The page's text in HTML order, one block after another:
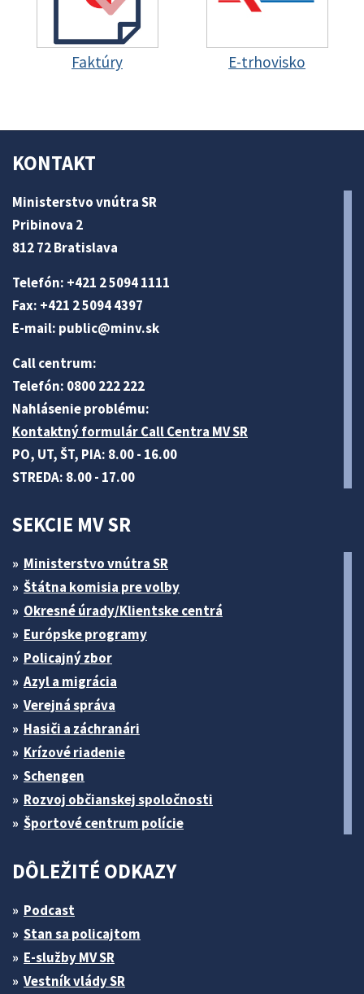
Faktúry E-trhovisko
KONTAKT
Ministerstvo vnútra SR
Pribinova 2
812 72 Bratislava
Telefón: +421 2 5094 1111
Fax: +421 2 5094 4397
E-mail: public@minv.sk
Call centrum:
Telefón: 0800 222 222
Nahlásenie problému:
Kontaktný formulár Call Centra MV SR
PO, UT, ŠT, PIA: 8.00 - 16.00
STREDA: 8.00 - 17.00
SEKCIE MV SR
Ministerstvo vnútra SR
Štátna komisia pre volby
Okresné úrady/Klientske centrá
Európske programy
Policajný zbor
Azyl a migrácia
Verejná správa
Hasiči a záchranári
Krízové riadenie
Schengen
Rozvoj občianskej spoločnosti
Športové centrum polície
DÔLEŽITÉ ODKAZY
Podcast
Stan sa policajtom
E-služby MV SR
Vestník vlády SR